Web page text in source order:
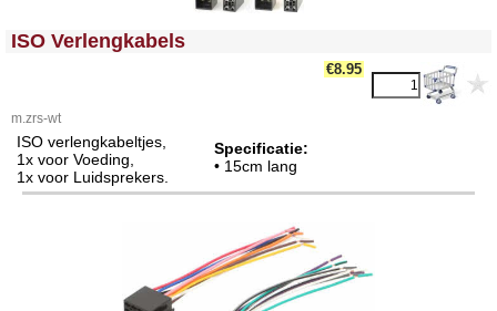
<!-- MakeFullWidth0 --><!-- MakeFullWidth1 --><!-- MakeFullWidth2 --><!-- MakeFullWidth3 --><!-- MakeFullWidth4 --><!-- MakeFullWidth5 --><!-- MakeFullWidth6 --><!-- MakeFullWidth7 --><!-- MakeFullWidth8 --><!-- MakeFullWidth9 --><!-- MakeFullWidth10 --><!-- MakeFullWidth11 --><!-- MakeFullWidth12 --><!-- MakeFullWidth13 --><!-- MakeFullWidth14 --><!-- MakeFullWidth15 --><!-- MakeFullWidth16 --><!-- MakeFullWidth17 --><!-- MakeFullWidth18 --><!-- MakeFullWidth19 -->
ISO Verlengkabels
€8.95
m.zrs-wt
ISO verlengkabeltjes,
1x voor Voeding,
1x voor Luidsprekers.
Specificatie:
• 15cm lang